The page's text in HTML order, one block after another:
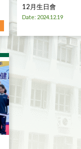
12月生日會
Date: 2024.12.19